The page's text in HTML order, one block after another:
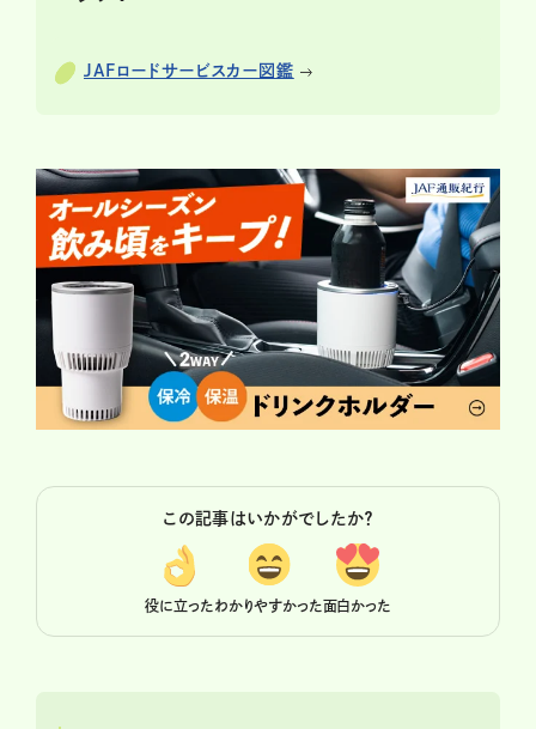
JAFロードサービスカー図鑑
この記事はいかがでしたか？
役に立ったわかりやすかった面白かった